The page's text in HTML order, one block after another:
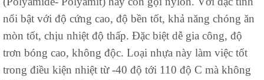
nổi bật với độ cứng cao, độ bền tốt, khả năng chóng ăn
mòn tốt, chịu nhiệt độ thấp. Đặc biệt dễ gia công, độ
trơn bóng cao, không độc. Loại nhựa này làm việc tốt
trong điều kiện nhiệt từ -40 độ tới 110 độ C mà không